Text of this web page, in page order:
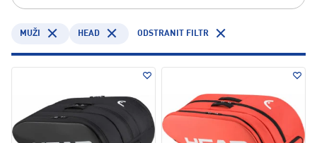
MUŽI HEAD ODSTRANIT FILTR